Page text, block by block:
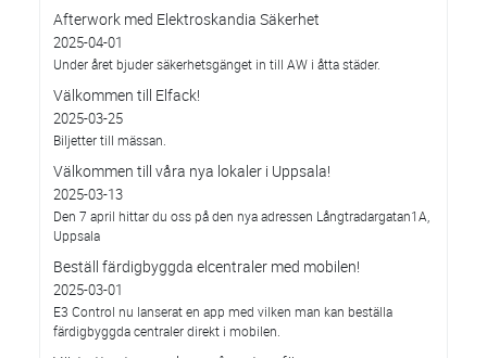
Afterwork med Elektroskandia Säkerhet
2025-04-01
Under året bjuder säkerhetsgänget in till AW i åtta städer.
Välkommen till Elfack!
2025-03-25
Biljetter till mässan.
Välkommen till våra nya lokaler i Uppsala!
2025-03-13
Den 7 april hittar du oss på den nya adressen Långtradargatan1A,
Uppsala
Beställ färdigbyggda elcentraler med mobilen!
2025-03-01
E3 Control nu lanserat en app med vilken man kan beställa
färdigbyggda centraler direkt i mobilen.